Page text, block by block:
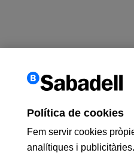
Política de cookies
Fem servir cookies
analítiques i